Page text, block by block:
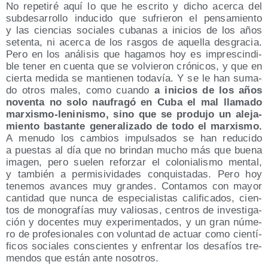
No repe­ti­ré aquí lo que he escri­to y dicho acer­ca del
sub­de­sa­rro­llo indu­ci­do que sufrie­ron el pen­sa­mien­to
y las cien­cias socia­les cuba­nas a ini­cios de los años
seten­ta, ni acer­ca de los ras­gos de aque­lla des­gra­cia.
Pero en los aná­li­sis que haga­mos hoy es impres­cin­di­
ble tener en cuen­ta que se vol­vie­ron cró­ni­cos, y que en
cier­ta medi­da se man­tie­nen toda­vía. Y se le han suma­
do otros males, como cuan­do a ini­cios de los años
noven­ta no solo nau­fra­gó en Cuba el mal lla­ma­do
mar­xis­mo-leni­nis­mo, sino que se pro­du­jo un ale­ja­
mien­to bas­tan­te gene­ra­li­za­do de todo el mar­xis­mo.
A menu­do los cam­bios impul­sa­dos se han redu­ci­do
a pues­tas al día que no brin­dan mucho más que bue­na
ima­gen, pero sue­len refor­zar el colo­nia­lis­mo men­tal,
y tam­bién a per­mi­si­vi­da­des con­quis­ta­das. Pero hoy
tene­mos avan­ces muy gran­des. Con­ta­mos con mayor
can­ti­dad que nun­ca de espe­cia­lis­tas cali­fi­ca­dos, cien­
tos de mono­gra­fías muy valio­sas, cen­tros de inves­ti­ga­
ción y docen­tes muy expe­ri­men­ta­dos, y un gran núme­
ro de pro­fe­sio­na­les con volun­tad de actuar como cien­tí­
fi­cos socia­les cons­cien­tes y enfren­tar los desa­fíos tre­
men­dos que están ante nosotros.